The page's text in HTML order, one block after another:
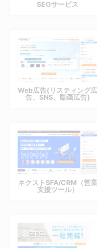
SEOサービス
Web広告(リスティング広
告、SNS、動画広告)
ネクストSFA/CRM（営業
支援ツール）